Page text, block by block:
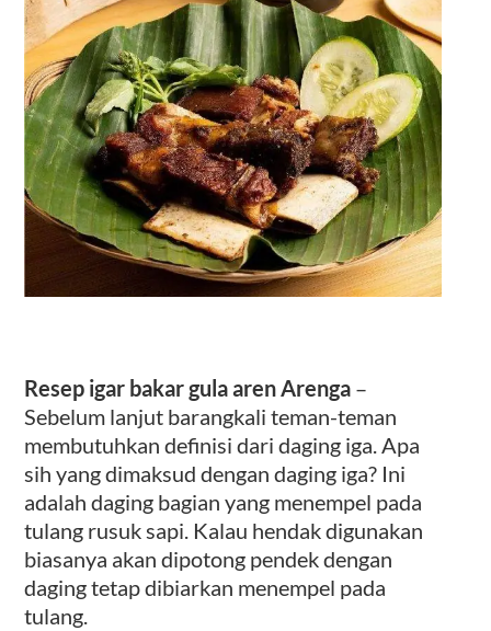
Resep igar bakar gula aren Arenga –
Sebelum lanjut barangkali teman-teman
membutuhkan definisi dari daging iga. Apa
sih yang dimaksud dengan daging iga? Ini
adalah daging bagian yang menempel pada
tulang rusuk sapi. Kalau hendak digunakan
biasanya akan dipotong pendek dengan
daging tetap dibiarkan menempel pada
tulang.